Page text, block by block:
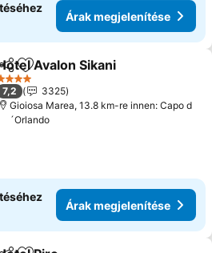
Árak megjelenítése
Hozzáadás a kedvencekhez
Avalon Sikani
Kategória
7,2
3325
Gioiosa Marea, 13.8 km-re innen: Capo d
´Orlando
Árak megjelenítése